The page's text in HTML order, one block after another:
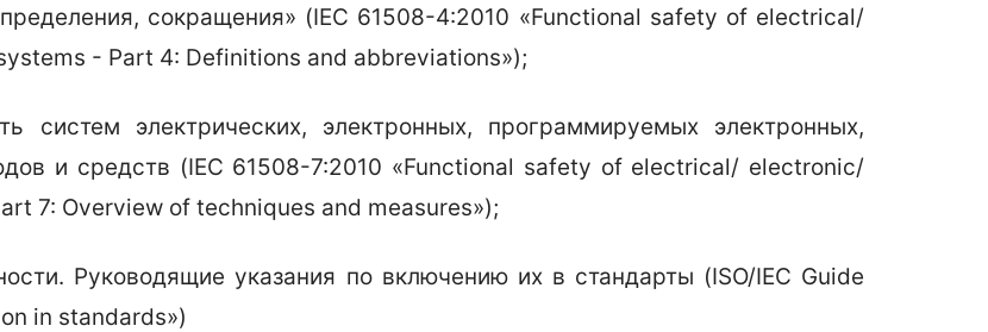
сокращения» (IEC 61508-4:2010 «Functional safety of electrical/
- Part 4: Definitions and abbreviations»);
систем электрических, электронных, программируемых электронных,
и средств (IEC 61508-7:2010 «Functional safety of electrical/ electronic/
7: Overview of techniques and measures»);
Руководящие указания по включению их в стандарты (ISO/IEC Guide
in standards»)